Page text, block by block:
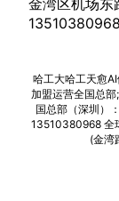
哈工大哈工天愈
加盟运营全国总
国总部（深圳）
13510380968 全
(金湾